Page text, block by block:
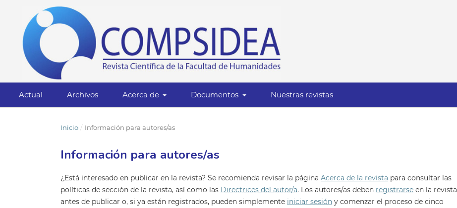
Actual Archivos Acerca de Documentos Nuestras revistas
Inicio / Información para autores/as
Información para autores/as
¿Está interesado en publicar en la revista? Se recomienda revisar la página Acerca de la revista para consultar las
políticas de sección de la revista, así como las Directrices del autor/a. Los autores/as deben registrarse en la revista
antes de publicar o, si ya están registrados, pueden simplemente iniciar sesión y comenzar el proceso de cinco